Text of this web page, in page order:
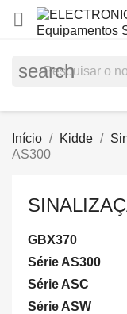

search
Início Kidde
AS300
GBX370
Série AS300
Série ASC
Série ASW